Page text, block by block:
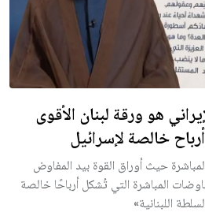
هو ورقة لبنان الأقوى
خالصة لإسرائيل
حيث أوراق القوة بيد المفاوض
المباشرة التي تُشكل أرباحًا خالصة
اللبنانية»